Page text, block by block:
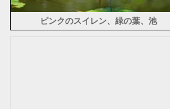
ピンクのスイレン、緑の葉、池